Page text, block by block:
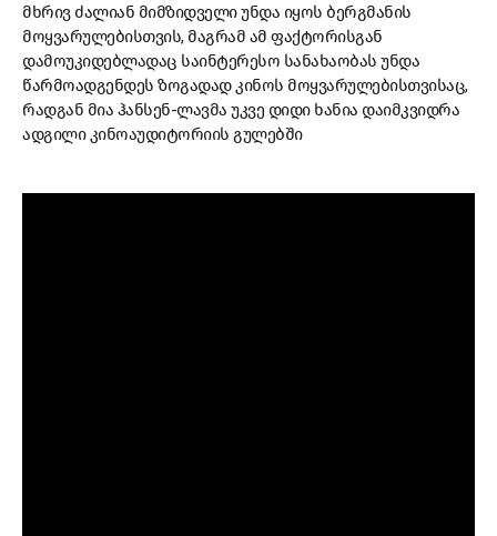
მხრივ ძალიან მიმზიდველი უნდა იყოს ბერგმანის
მოყვარულებისთვის, მაგრამ ამ ფაქტორისგან
დამოუკიდებლადაც საინტერესო სანახაობას უნდა
წარმოადგენდეს ზოგადად კინოს მოყვარულებისთვისაც,
რადგან მია ჰანსენ-ლავმა უკვე დიდი ხანია დაიმკვიდრა
ადგილი კინოაუდიტორიის გულებში